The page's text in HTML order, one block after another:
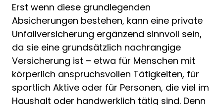
Erst wenn diese grundlegenden
Absicherungen bestehen, kann eine private
Unfallversicherung ergänzend sinnvoll sein,
da sie eine grundsätzlich nachrangige
Versicherung ist – etwa für Menschen mit
körperlich anspruchsvollen Tätigkeiten, für
sportlich Aktive oder für Personen, die viel im
Haushalt oder handwerklich tätig sind. Denn